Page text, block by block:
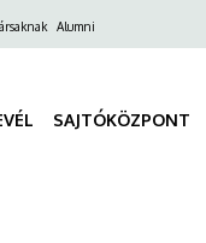
Alumni
SAJTÓKÖZPONT